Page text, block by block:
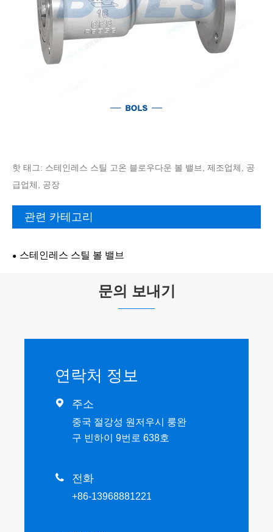
핫 태그: 스테인레스 스틸 고온 블로우다운 볼 밸브, 제조업체, 공
급업체, 공장
관련 카테고리
스테인레스 스틸 볼 밸브
문의 보내기
연락처 정보
 주소
중국 절강성 원저우시 룽완
구 빈하이 9번로 638호
 전화
+86-13968881221